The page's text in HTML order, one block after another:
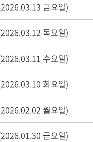
의원
금요일)
목요일)
수요일)
화요일)
월요일)
금요일)